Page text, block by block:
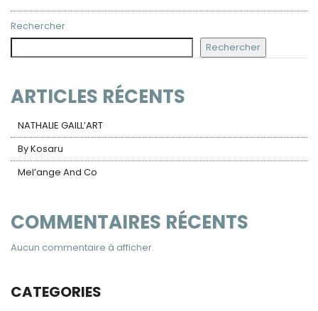
Rechercher
Rechercher
ARTICLES RÉCENTS
NATHALIE GAILL’ART
By Kosaru
Mel’ange And Co
COMMENTAIRES RÉCENTS
Aucun commentaire à afficher.
CATEGORIES